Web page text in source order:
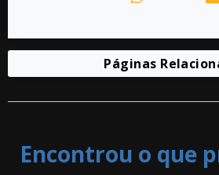
Páginas
Encontrou o que